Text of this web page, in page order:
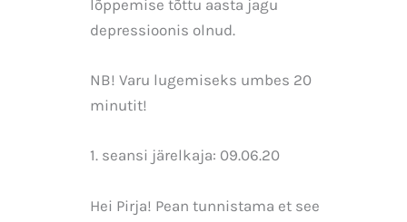
lõppemise tõttu aasta jagu
depressioonis olnud.
NB! Varu lugemiseks umbes 20
minutit!
1. seansi järelkaja: 09.06.20
Hei Pirja! Pean tunnistama et see